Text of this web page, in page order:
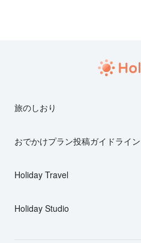
旅のしおり
おでかけプラン投稿ガイドライン
Holiday Travel
Holiday Studio